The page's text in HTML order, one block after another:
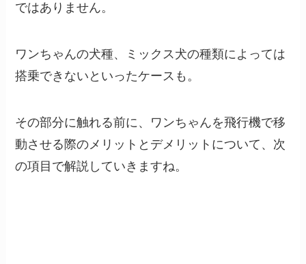
ではありません。
ワンちゃんの犬種、ミックス犬の種類によっては
搭乗できないといったケースも。
その部分に触れる前に、ワンちゃんを飛行機で移
動させる際のメリットとデメリットについて、次
の項目で解説していきますね。